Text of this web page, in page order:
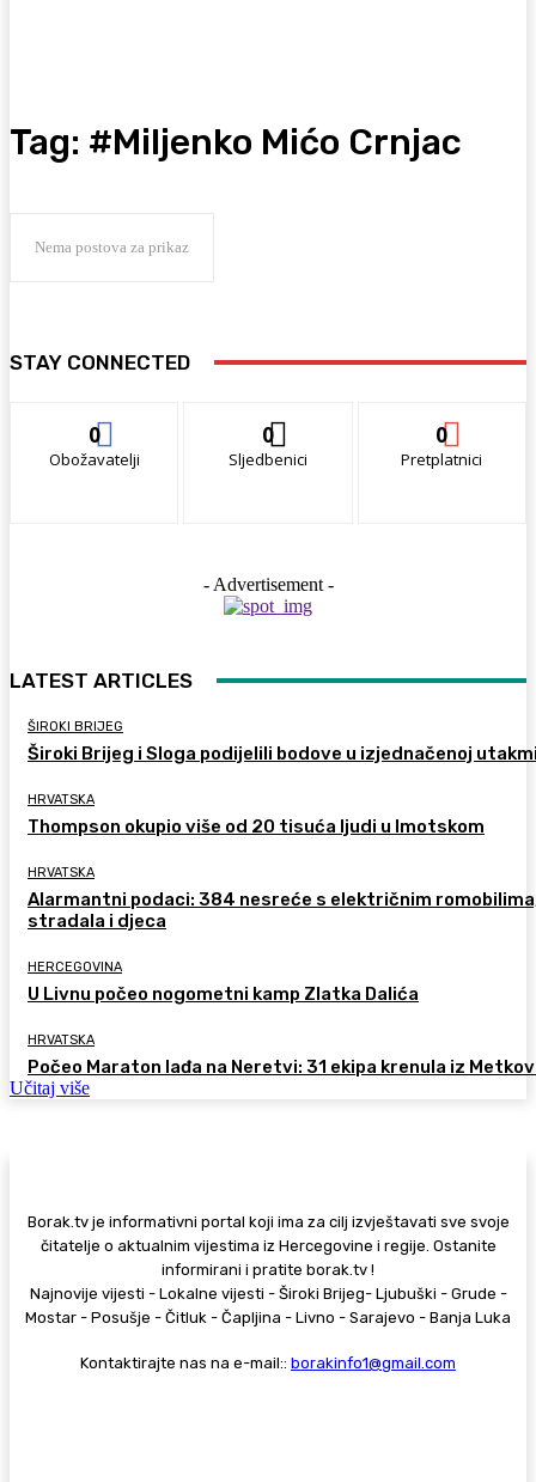
Tag: #Miljenko Mićo Crnjac
Nema postova za prikaz
STAY CONNECTED
0
Obožavatelji
0
Sljedbenici
0
Pretplatnici
- Advertisement -
LATEST ARTICLES
ŠIROKI BRIJEG
Široki Brijeg i Sloga podijelili bodove u izjednačenoj
HRVATSKA
Thompson okupio više od 20 tisuća ljudi u Imotskom
HRVATSKA
Alarmantni podaci: 384 nesreće s električnim
stradala i djeca
HERCEGOVINA
U Livnu počeo nogometni kamp Zlatka Dalića
HRVATSKA
Počeo Maraton lađa na Neretvi: 31 ekipa krenula iz
Učitaj više
Borak.tv je informativni portal koji ima za cilj izvještavati sve svoje
čitatelje o aktualnim vijestima iz Hercegovine i regije. Ostanite
informirani i pratite borak.tv !
Najnovije vijesti - Lokalne vijesti - Široki Brijeg- Ljubuški - Grude -
Mostar - Posušje - Čitluk - Čapljina - Livno - Sarajevo - Banja Luka
Kontaktirajte nas na e-mail:: borakinfo1@gmail.com